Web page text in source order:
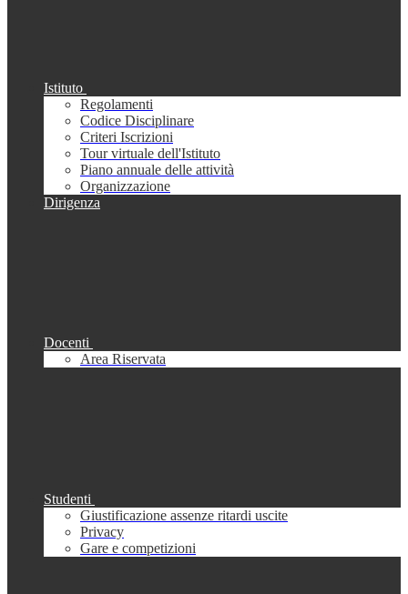
Istituto
Regolamenti
Codice Disciplinare
Criteri Iscrizioni
Tour virtuale dell'Istituto
Piano annuale delle attività
Organizzazione
Dirigenza
Docenti
Area Riservata
Studenti
Giustificazione assenze ritardi uscite
Privacy
Gare e competizioni